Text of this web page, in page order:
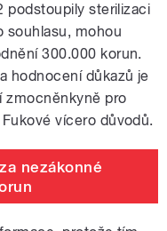
podstoupily sterilizaci
souhlasu, mohou
300.000 korun.
hodnocení důkazů je
zmocněnkyně pro
vícero důvodů.
nezákonné